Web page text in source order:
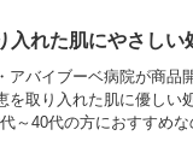
入れた肌にやさしい
アバイブーベ病院が商品
を取り入れた肌に優しい
～40代の方におすすめな